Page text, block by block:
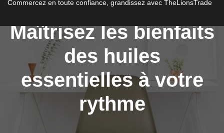
Commercez en toute confiance, grandissez avec TheLionsTrade
aromathérapie :
Maîtrisez les bienfaits
des huiles
essentielles à votre
rythme